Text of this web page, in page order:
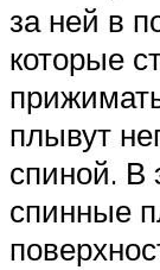
за ней в
которые
плывут
спиной. В
спинные